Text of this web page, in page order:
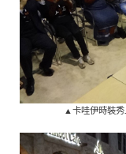
▲卡哇伊時裝秀